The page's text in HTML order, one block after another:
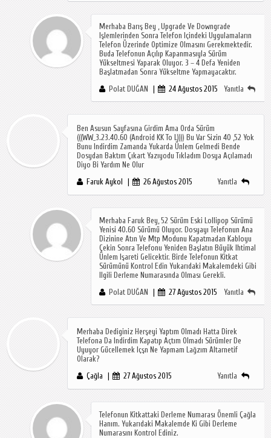
Merhaba Barış Bey , Upgrade Ve Downgrade
Işlemlerinden Sonra Telefon Içindeki Uygulamaların
Telefon Üzerinde Optimize Olmasını Gerekmektedir.
Buda Telefonun Açılıp Kapanmasıyla Sürüm
Yükseltmesi Yaparak Oluyor. 3 – 4 Defa Yeniden
Başlatmadan Sonra Yükseltme Yapmayacaktır.
Polat DUĞAN
24 Ağustos 2015 Yanıtla
Ben Asusun Sayfasına Girdim Ama Orda Sürüm
(((WW_3.23.40.60 (Android KK To L)))) Bu Var Sizin 40 ,52 Yok
Bunu Indirdim Zamanda Yukarda Ünlem Gelmedi Bende
Dosydan Baktım Çıkart Yazıyodu Tıkladım Dosya Açılamadı
Diyo Bi Yardım Ne Olur
Faruk Aykol
26 Ağustos 2015 Yanıtla
Merhaba Faruk Bey, 52 Sürüm Eski Lollipop Sürümü
Yenisi 40.60 Sürümü Oluyor. Dosyayı Telefonun Ana
Dizinine Atın Ve Mtp Modunu Kapatmadan Kabloyu
Çekin Sonra Telefonu Yeniden Başlatın Büyük Ihtimal
Ünlem Işareti Gelicektir. Birde Telefonun Kitkat
Sürümünü Kontrol Edin Yukarıdaki Makalemdeki Gibi
Ilgili Derleme Numarasında Olması Gerekli.
Polat DUĞAN
27 Ağustos 2015 Yanıtla
Merhaba Dediginiz Herşeyi Yaptım Olmadı Hatta Direk
Telefona Da Indirdim Kapatıp Açtım Olmadı Sürümler De
Uyuyor Gücellemek Içşn Ne Yapmam Lağzım Altarnetif
Olarak?
Çağla
27 Ağustos 2015 Yanıtla
Telefonun Kitkattaki Derleme Numarası Önemli Çağla
Hanım. Yukarıdaki Makalemde Ki Gibi Derleme
Numarasını Kontrol Ediniz.